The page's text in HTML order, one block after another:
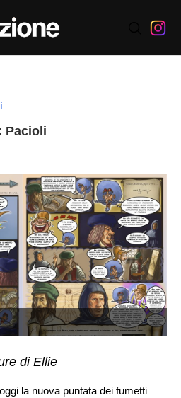
Pacioli
di Ellie
la nuova puntata dei fumetti